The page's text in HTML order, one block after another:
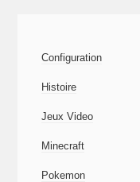
Configuration
Histoire
Jeux Video
Minecraft
Pokemon